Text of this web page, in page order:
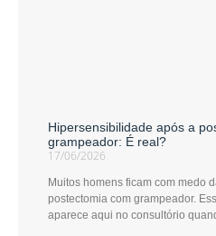
Hipersensibilidade após a
grampeador: É real?
17/06/2026
Muitos homens ficam com medo
postectomia com grampeador.
aparece aqui no consultório